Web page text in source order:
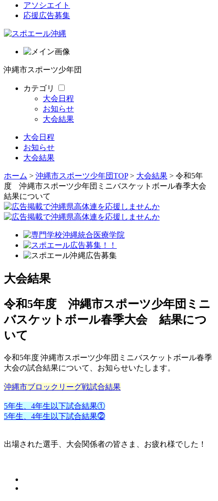
アソシエイト
応援広告募集
沖縄市スポーツ少年団
カテゴリ
大会日程
お知らせ
大会結果
大会日程
お知らせ
大会結果
ホーム > 沖縄市スポーツ少年団TOP> 大会結果 > 令和5年
度 沖縄市スポーツ少年団ミニバスケットボール春季大会
結果について
大会結果
令和5年度 沖縄市スポーツ少年団ミニ
バスケットボール春季大会 結果につ
いて
令和5年度 沖縄市スポーツ少年団ミニバスケットボール春季
大会の試合結果について、お知らせいたします。
沖縄市ブロックリーグ戦試合結果
5年生、4年生以下試合結果①
5年生、4年生以下試合結果⓶
出場された選手、大会関係者の皆さま、お疲れ様でした！